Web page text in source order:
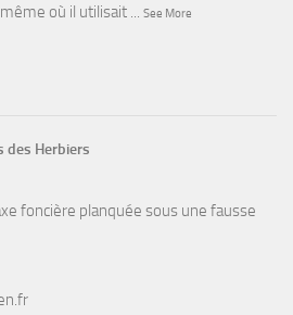
où il utilisait ... See More
des Herbiers
foncière planquée sous une fausse